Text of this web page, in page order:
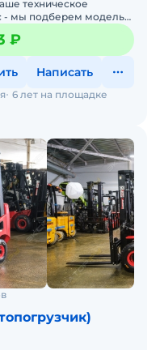
техническое
₽
Написать
6 лет на площадке